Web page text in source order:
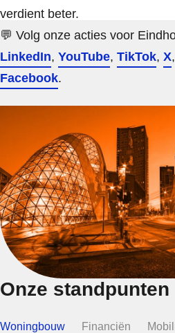
verdient beter.
💬 Volg onze acties voor
LinkedIn, YouTube, TikTok, X,
Facebook.
Onze standpunten
Woningbouw Financiën